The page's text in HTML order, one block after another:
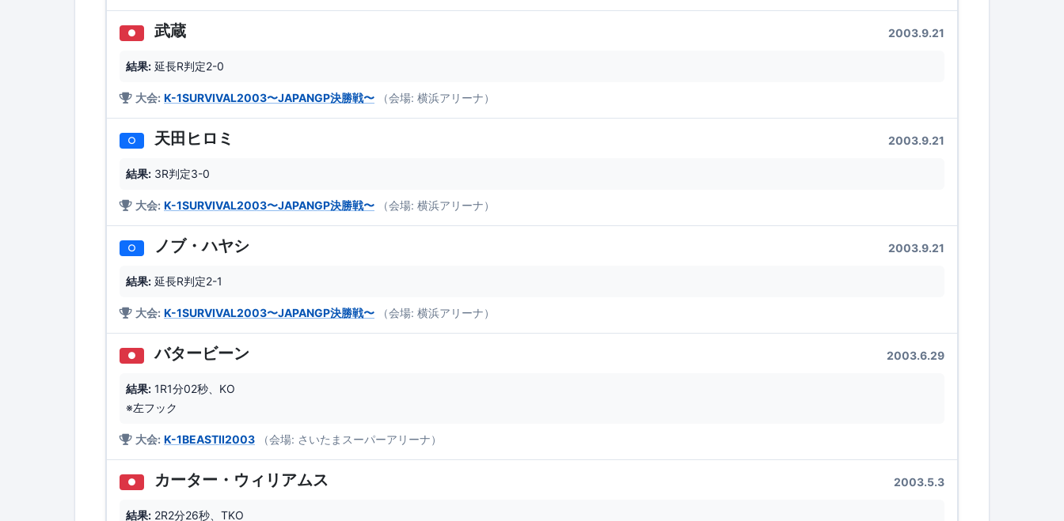
● 武蔵 2003.9.21
結果: 延長R判定2-0
大会: K-1SURVIVAL2003〜JAPANGP決勝戦〜 （会場: 横浜アリーナ）
○ 天田ヒロミ 2003.9.21
結果: 3R判定3-0
大会: K-1SURVIVAL2003〜JAPANGP決勝戦〜 （会場: 横浜アリーナ）
○ ノブ・ハヤシ 2003.9.21
結果: 延長R判定2-1
大会: K-1SURVIVAL2003〜JAPANGP決勝戦〜 （会場: 横浜アリーナ）
● バタービーン 2003.6.29
結果: 1R1分02秒、KO
※左フック
大会: K-1BEASTII2003 （会場: さいたまスーパーアリーナ）
● カーター・ウィリアムス 2003.5.3
結果: 2R2分26秒、TKO